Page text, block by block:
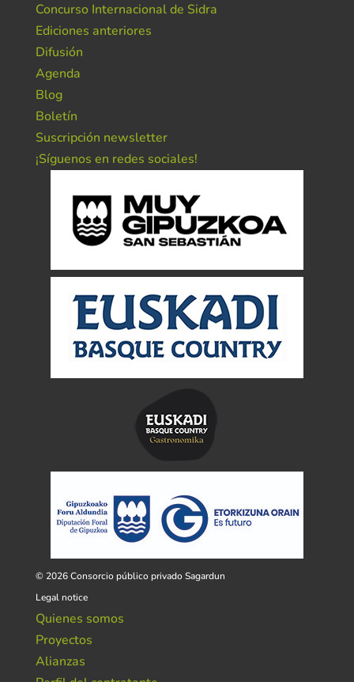
Concurso Internacional de Sidra
Ediciones anteriores
Difusión
Agenda
Blog
Boletín
Suscripción newsletter
¡Síguenos en redes sociales!
© 2026 Consorcio público privado Sagardun
Legal notice
Quienes somos
Proyectos
Alianzas